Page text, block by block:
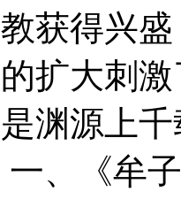
获得兴
扩大刺
渊源上
、《牟子